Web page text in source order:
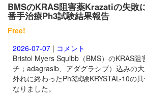
BMSのKRAS阻害薬Krazatiの失敗
番手治療Ph3試験結果報告
Free!
2026-07-07 | コメント
Bristol Myers Squibb（BMS）のKRAS阻
チ；adagrasib、アダグラシブ）込みの
外れに終わったPh3試験KRYSTAL-10の
なりました。